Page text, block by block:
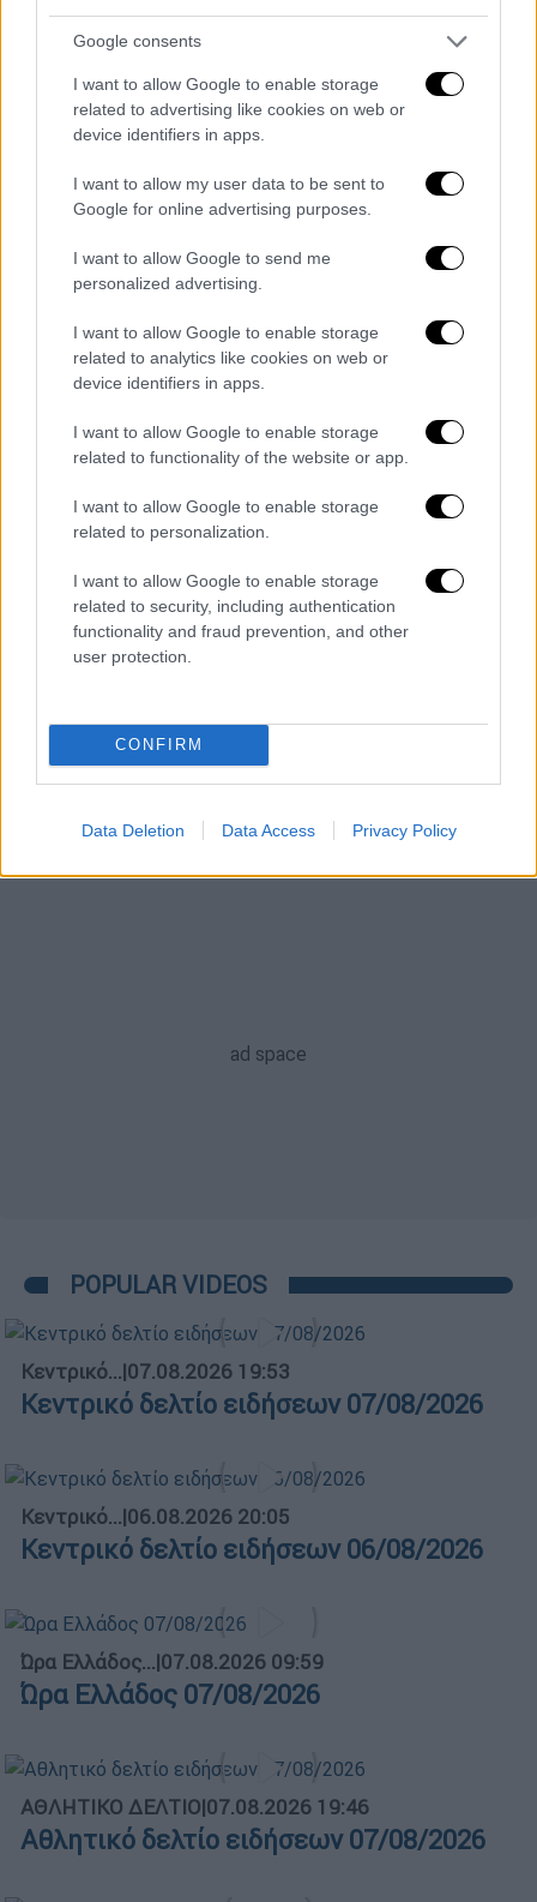
Google consents
I want to allow Google to enable storage
related to advertising like cookies on web or
device identifiers in apps.
I want to allow my user data to be sent to
Google for online advertising purposes.
I want to allow Google to send me
personalized advertising.
I want to allow Google to enable storage
related to analytics like cookies on web or
device identifiers in apps.
I want to allow Google to enable storage
related to functionality of the website or app.
I want to allow Google to enable storage
related to personalization.
I want to allow Google to enable storage
related to security, including authentication
functionality and fraud prevention, and other
user protection.
CONFIRM
Data Deletion Data Access Privacy Policy
συμβολής τους στην αντιμετώπιση της
κρίσης του κορονοϊού
Ελλάδα|28.02.2020 15:40
Σούπερ μάρκετ: «Φρενίτιδα» για τρίτη
μέρα - Ποια προϊόντα εξαφανίζονται
Υπάρχει επάρκεια προϊόντων στην αγορά,
ελλείψεις μπορεί να σημειωθούν μόνο στα
απολυμαντικά και άλλα είδη καθαριότητας -
Εντατικότερες οι απολυμάνσεις στα σούπερ
μάρκετ
ΑΛΛΑ #TAGS
Νίκος Ανδρουλάκης
POPULAR VIDEOS
Κεντρικό...|07.08.2026 19:53
Κεντρικό δελτίο ειδήσεων 07/08/2026
Κεντρικό...|06.08.2026 20:05
Κεντρικό δελτίο ειδήσεων 06/08/2026
Ώρα Ελλάδος...|07.08.2026 09:59
Ώρα Ελλάδος 07/08/2026
ΑΘΛΗΤΙΚΟ ΔΕΛΤΙΟ|07.08.2026 19:46
Αθλητικό δελτίο ειδήσεων 07/08/2026